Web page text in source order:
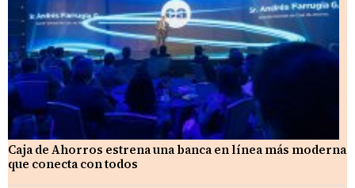
Caja de Ahorros estrena una banca en línea más moderna
que conecta con todos